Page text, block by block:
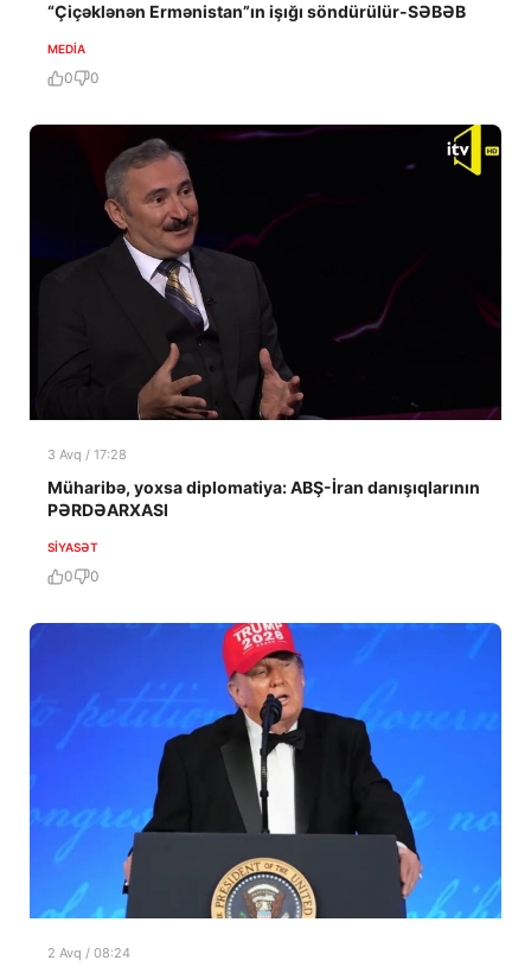
“Çiçəklənən Ermənistan”ın işığı söndürülür-SƏBƏB
MEDİA
0 0
3 Avq / 17:28
Müharibə, yoxsa diplomatiya: ABŞ-İran danışıqlarının
PƏRDƏARXASI
SIYASƏT
0 0
2 Avq / 08:24